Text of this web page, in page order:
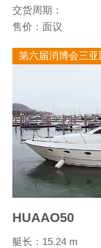
交货周期：
售价：面议
第六届消博会三
HUAAO50
艇长：15.24 m